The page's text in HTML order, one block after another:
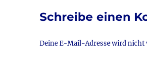
Schreibe einen
Deine E-Mail-Adresse wird